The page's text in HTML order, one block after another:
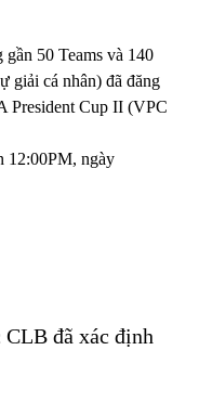
50 Teams và 140
giải cá nhân) đã đăng
President Cup II (VPC
12:00PM, ngày
CLB đã xác định